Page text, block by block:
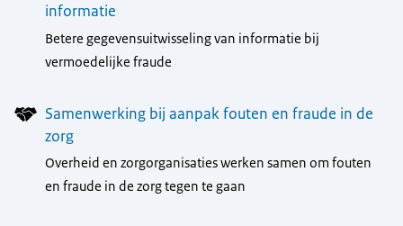
informatie
Betere gegevensuitwisseling van informatie bij
vermoedelijke fraude
Samenwerking bij aanpak fouten en fraude in de
zorg
Overheid en zorgorganisaties werken samen om fouten
en fraude in de zorg tegen te gaan